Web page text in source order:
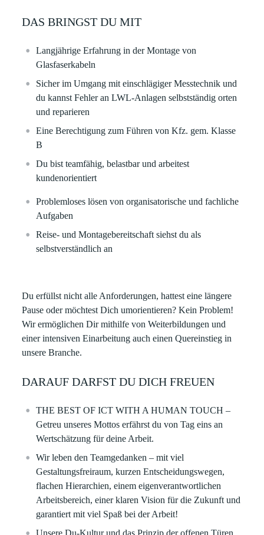
DAS BRINGST DU MIT
Langjährige Erfahrung in der Montage von
Glasfaserkabeln
Sicher im Umgang mit einschlägiger Messtechnik und
du kannst Fehler an LWL-Anlagen selbstständig orten
und reparieren
Eine Berechtigung zum Führen von Kfz. gem. Klasse
B
Du bist teamfähig, belastbar und arbeitest
kundenorientiert
Problemloses lösen von organisatorische und fachliche
Aufgaben
Reise- und Montagebereitschaft siehst du als
selbstverständlich an
Du erfüllst nicht alle Anforderungen, hattest eine längere
Pause oder möchtest Dich umorientieren? Kein Problem!
Wir ermöglichen Dir mithilfe von Weiterbildungen und
einer intensiven Einarbeitung auch einen Quereinstieg in
unsere Branche.
DARAUF DARFST DU DICH FREUEN
THE BEST OF ICT WITH A HUMAN TOUCH –
Getreu unseres Mottos erfährst du von Tag eins an
Wertschätzung für deine Arbeit. ​
Wir leben den Teamgedanken – mit viel
Gestaltungsfreiraum, kurzen Entscheidungswegen,
flachen Hierarchien, einem eigenverantwortlichen
Arbeitsbereich, einer klaren Vision für die Zukunft und
garantiert mit viel Spaß bei der Arbeit!​
Unsere Du-Kultur und das Prinzip der offenen Türen